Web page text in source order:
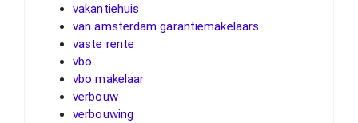
vakantiehuis
van amsterdam garantiemakelaars
vaste rente
vbo
vbo makelaar
verbouw
verbouwing